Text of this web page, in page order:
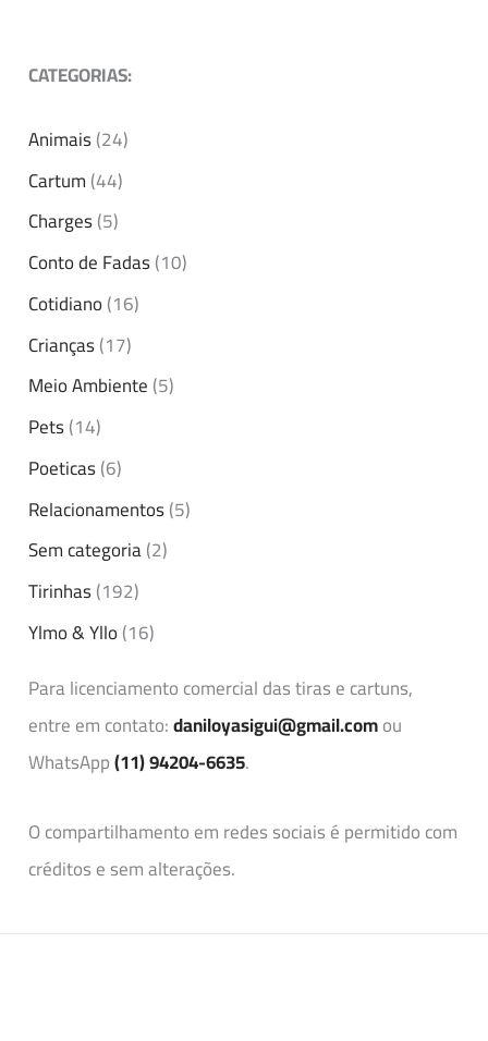
CATEGORIAS:
Animais(24)
Cartum(44)
Charges(5)
Conto de Fadas(10)
Cotidiano(16)
Crianças(17)
Meio Ambiente(5)
Pets(14)
Poeticas(6)
Relacionamentos(5)
Sem categoria(2)
Tirinhas(192)
Ylmo & Yllo(16)
Para licenciamento comercial das tiras e cartuns,
entre em contato:daniloyasigui@gmail.comou
WhatsApp(11) 94204-6635.
O compartilhamento em redes sociais é permitido com
créditos e sem alterações.